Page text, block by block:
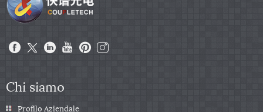
Chi siamo
Profilo Aziendale